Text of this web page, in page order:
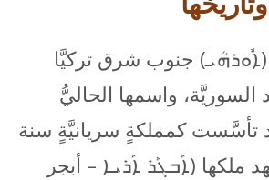
(ܐܽܘܪܗܳܝ) جنوب شرق تركيَّا
السوريَّة، واسمها الحاليُّ
تأسَّست كمملكةٍ سريانيَّةٍ سنة
ملكها (ܐܰܒܓܰܪ ܐܰܪܝܐ – أبجر